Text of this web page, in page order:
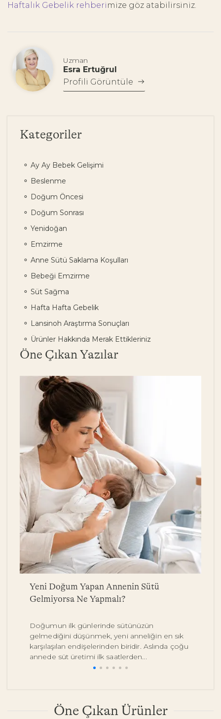
Haftalık Gebelik rehberi mize göz atabilirsiniz.
Uzman
Esra Ertuğrul
Profili Görüntüle
Kategoriler
Ay Ay Bebek Gelişimi
Beslenme
Doğum Öncesi
Doğum Sonrası
Yenidoğan
Emzirme
Anne Sütü Saklama Koşulları
Bebeği Emzirme
Süt Sağma
Hafta Hafta Gebelik
Lansinoh Araştırma Sonuçları
Ürünler Hakkında Merak Ettikleriniz
Öne Çıkan Yazılar
Yeni Doğum Yapan Annenin Sütü
Gelmiyorsa Ne Yapmalı?
Doğumun ilk günlerinde sütünüzün
gelmediğini düşünmek, yeni anneliğin en sık
karşılaşılan endişelerinden biridir. Aslında çoğu
annede süt üretimi ilk saatlerden...
Öne Çıkan Ürünler